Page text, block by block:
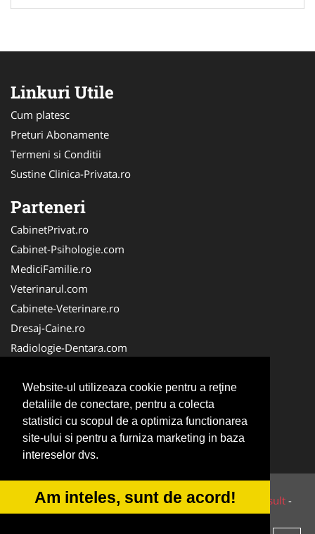
Website-ul utilizeaza cookie pentru a reţine
detaliile de conectare, pentru a colecta
statistici cu scopul de a optimiza functionarea
site-ului si pentru a furniza marketing in baza
intereselor dvs.
Am inteles, sunt de acord!
Linkuri Utile
Cum platesc
Preturi Abonamente
Termeni si Conditii
Sustine Clinica-Privata.ro
Parteneri
CabinetPrivat.ro
Cabinet-Psihologie.com
MediciFamilie.ro
Veterinarul.com
Cabinete-Veterinare.ro
Dresaj-Caine.ro
Radiologie-Dentara.com
Cabinet-Individual.ro
Medic-Bun.com
Oftalmologul.ro
Stomatologul.com
© 2014-2026 Powered byVilonMedia&Tokaido Consult -
ANPC SOL